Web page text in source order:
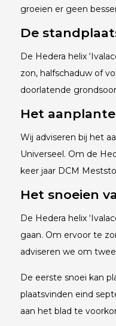
groeien er geen
De
De Hedera helix
zon, halfschaduw of
doorlatende
Het
Wij adviseren bij het
Universeel. Om de
keer jaar DCM
Het snoeien
De Hedera helix
gaan. Om ervoor te
adviseren we om
De eerste snoei kan
plaatsvinden eind
aan het blad te